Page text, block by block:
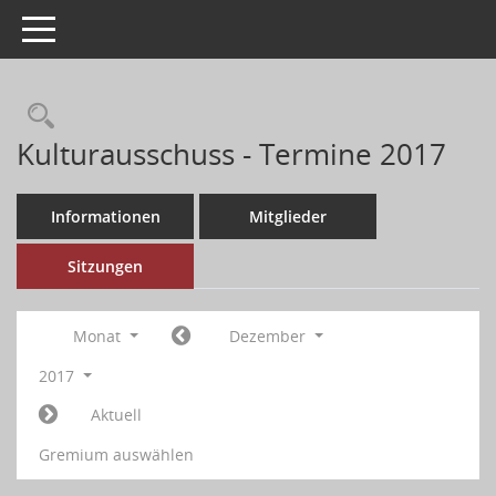
Toggle navigation
Kulturausschuss - Termine 2017
Informationen Mitglieder
Sitzungen
Monat
Dezember
2017
Aktuell
Gremium auswählen